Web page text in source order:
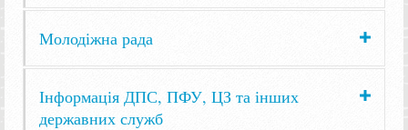
Молодіжна рада
Інформація ДПС, ПФУ, ЦЗ та інших
державних служб